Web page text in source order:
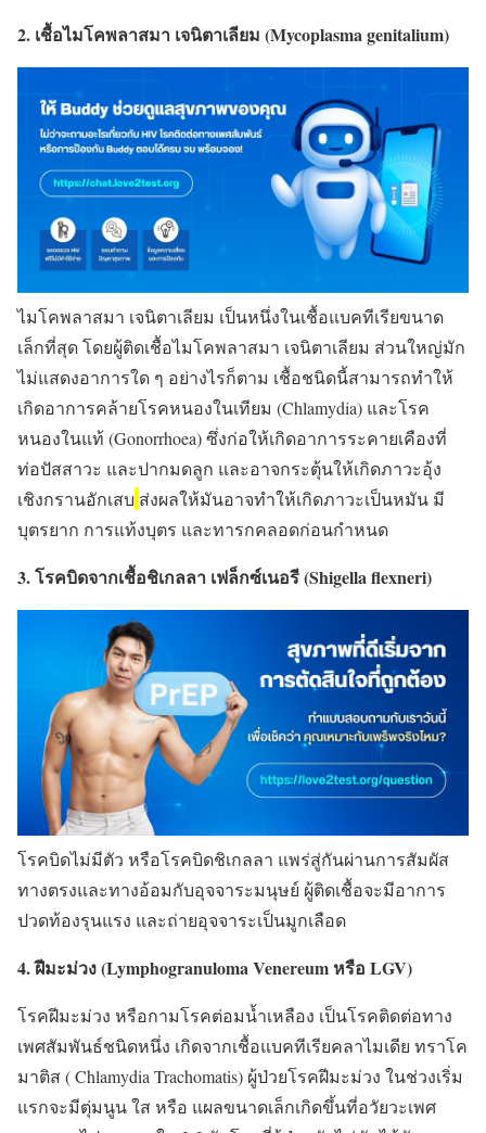
2. เชื้อไมโคพลาสมา เจนิตาเลียม (Mycoplasma genitalium)
ไมโคพลาสมา เจนิตาเลียม เป็นหนึ่งในเชื้อแบคทีเรียขนาด
เล็กที่สุด โดยผู้ติดเชื้อไมโคพลาสมา เจนิตาเลียม ส่วนใหญ่มัก
ไม่แสดงอาการใด ๆ อย่างไรก็ตาม เชื้อชนิดนี้สามารถทำให้
เกิดอาการคล้ายโรคหนองในเทียม (Chlamydia) และโรค
หนองในแท้ (Gonorrhoea) ซึ่งก่อให้เกิดอาการระคายเคืองที่
ท่อปัสสาวะ และปากมดลูก และอาจกระตุ้นให้เกิดภาวะอุ้ง
เชิงกรานอักเสบ ส่งผลให้มันอาจทำให้เกิดภาวะเป็นหมัน มี
บุตรยาก การแท้งบุตร และทารกคลอดก่อนกำหนด
3. โรคบิดจากเชื้อชิเกลลา เฟล็กซ์เนอรี (Shigella flexneri)
โรคบิดไม่มีตัว หรือโรคบิดชิเกลลา แพร่สู่กันผ่านการสัมผัส
ทางตรงและทางอ้อมกับอุจจาระมนุษย์ ผู้ติดเชื้อจะมีอาการ
ปวดท้องรุนแรง และถ่ายอุจจาระเป็นมูกเลือด
4. ฝีมะม่วง (Lymphogranuloma Venereum หรือ LGV)
โรคฝีมะม่วง หรือกามโรคต่อมน้ำเหลือง เป็นโรคติดต่อทาง
เพศสัมพันธ์ชนิดหนึ่ง เกิดจากเชื้อแบคทีเรียคลาไมเดีย ทราโค
มาติส ( Chlamydia Trachomatis) ผู้ป่วยโรคฝีมะม่วง ในช่วงเริ่ม
แรกจะมีตุ่มนูน ใส หรือ แผลขนาดเล็กเกิดขึ้นที่อวัยวะเพศ